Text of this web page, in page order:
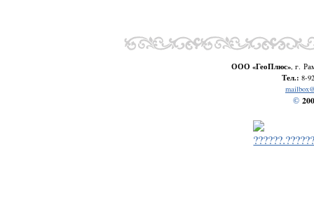
ООО «ГеоПлюс», г.
Тел.: 8-
©